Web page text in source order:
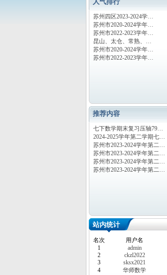
人气排行
苏州四区2023-2024学…
苏州市2020-2024学年…
苏州市2022-2023学年…
昆山、太仓、常熟、…
苏州市2020-2024学年…
苏州市2022-2023学年…
推荐内容
七下数学期末复习压轴79…
2024-2025学年第二学期七…
苏州市2023-2024学年第二…
苏州市2023-2024学年第二…
苏州市2023-2024学年第二…
苏州市2023-2024学年第二…
站内统计
名次 用户名
1
admin
2
ckzl2022
3
sksx2021
4
华师数学